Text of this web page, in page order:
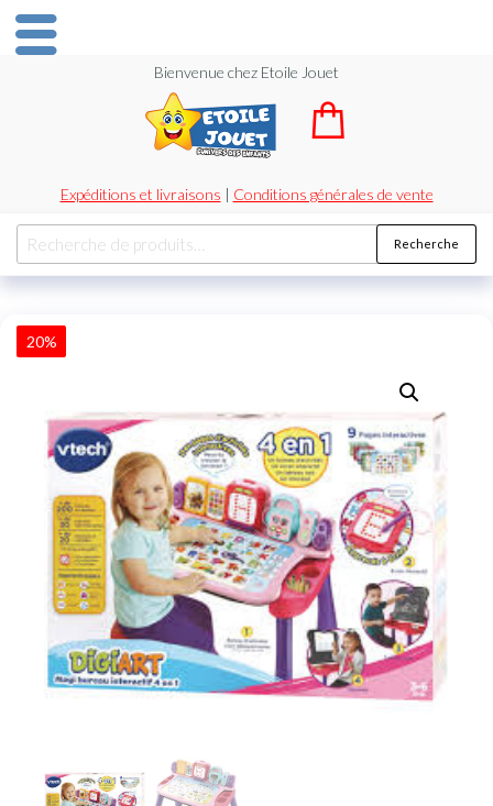
Bienvenue chez Etoile Jouet
Expéditions et livraisons | Conditions générales de vente
Recherche
20%